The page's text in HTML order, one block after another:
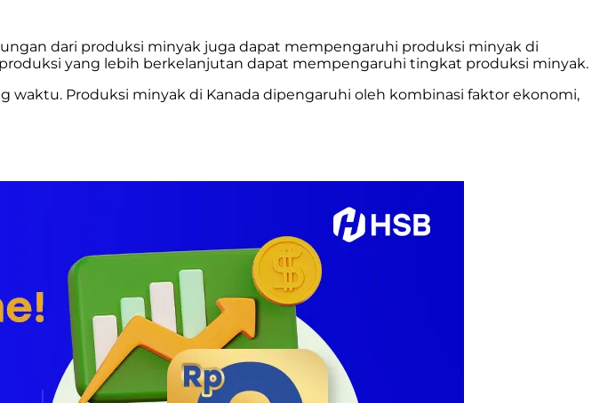
dari produksi minyak juga dapat mempengaruhi produksi minyak di
yang lebih berkelanjutan dapat mempengaruhi tingkat produksi minyak.
Produksi minyak di Kanada dipengaruhi oleh kombinasi faktor ekonomi,